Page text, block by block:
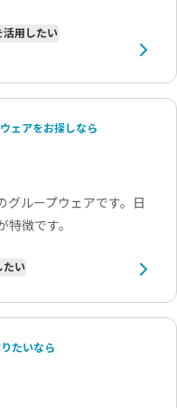
活用したい
ェアをお探しなら
ループウェアです。日
徴です。
たい
たいなら